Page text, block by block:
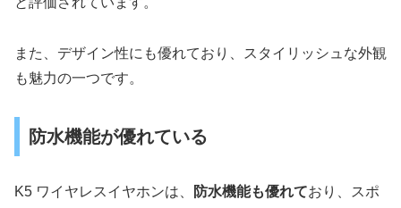
また、デザイン性にも優れており、スタイリッシュな外観
も魅力の一つです。
防水機能が優れている
K5 ワイヤレスイヤホンは、 防水機能も優れており、スポ